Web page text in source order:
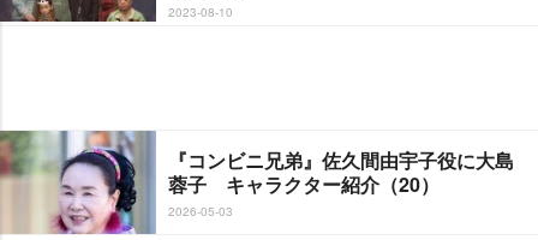
2023-08-10
『コンビニ兄弟』佐久間由宇子役に大島
蓉子 キャラクター紹介（20）
2026-05-03